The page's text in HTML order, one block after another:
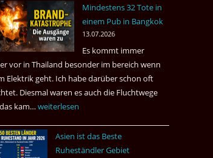
Was
hätte
sein
können?
|
Helmut
Ham
nach
Mindestens 32 Tote in
einem Pub in Bangkok
13.07.2026
Es kommt immer
vor in Thailand besonder im bereich wenn
Elektrik geht. Ich habe darüber schon oft
Diesmal waren es auch die Fluchtwege
kam…Mindestens
Tote
weiterlesen
Asien ist das Beste
Ruheständler Gebiet